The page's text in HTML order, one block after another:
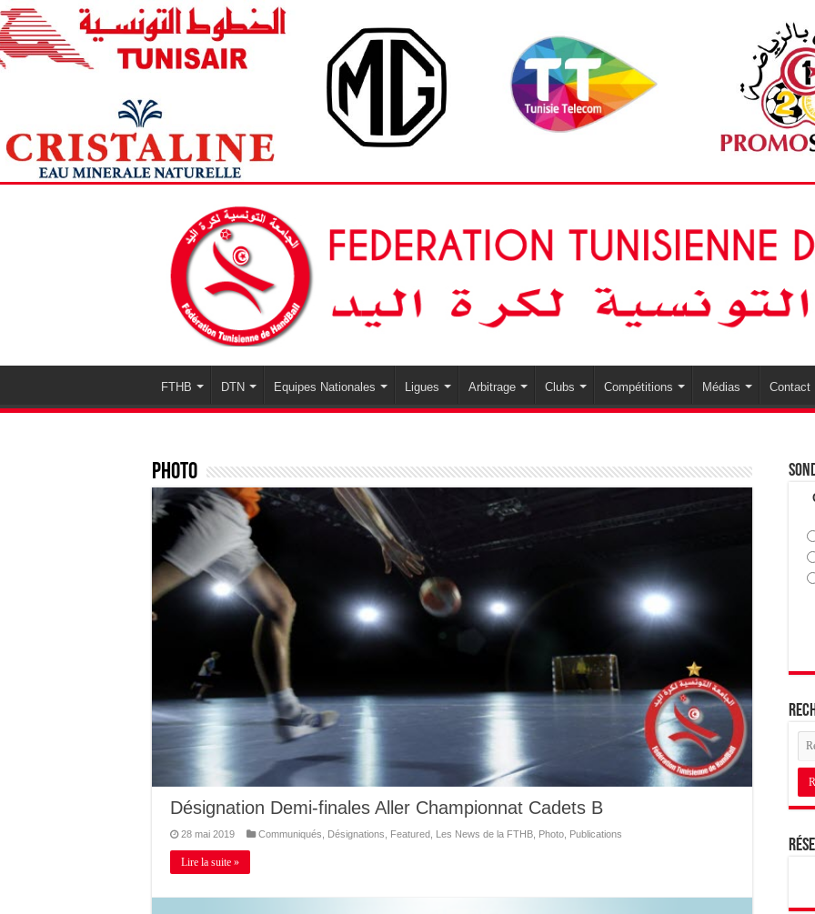
FTHB DTN Equipes Nationales Ligues Arbitrage Clubs Compétitions Médias Contact
Photo
Désignation Demi-finales Aller Championnat Cadets B
28 mai 2019 Communiqués Désignations Featured Les News de la FTHB Photo Publications
Lire la suite »